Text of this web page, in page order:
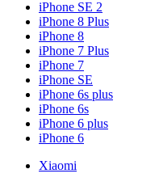
iPhone SE 2
iPhone 8 Plus
iPhone 8
iPhone 7 Plus
iPhone 7
iPhone SE
iPhone 6s plus
iPhone 6s
iPhone 6 plus
iPhone 6
Xiaomi